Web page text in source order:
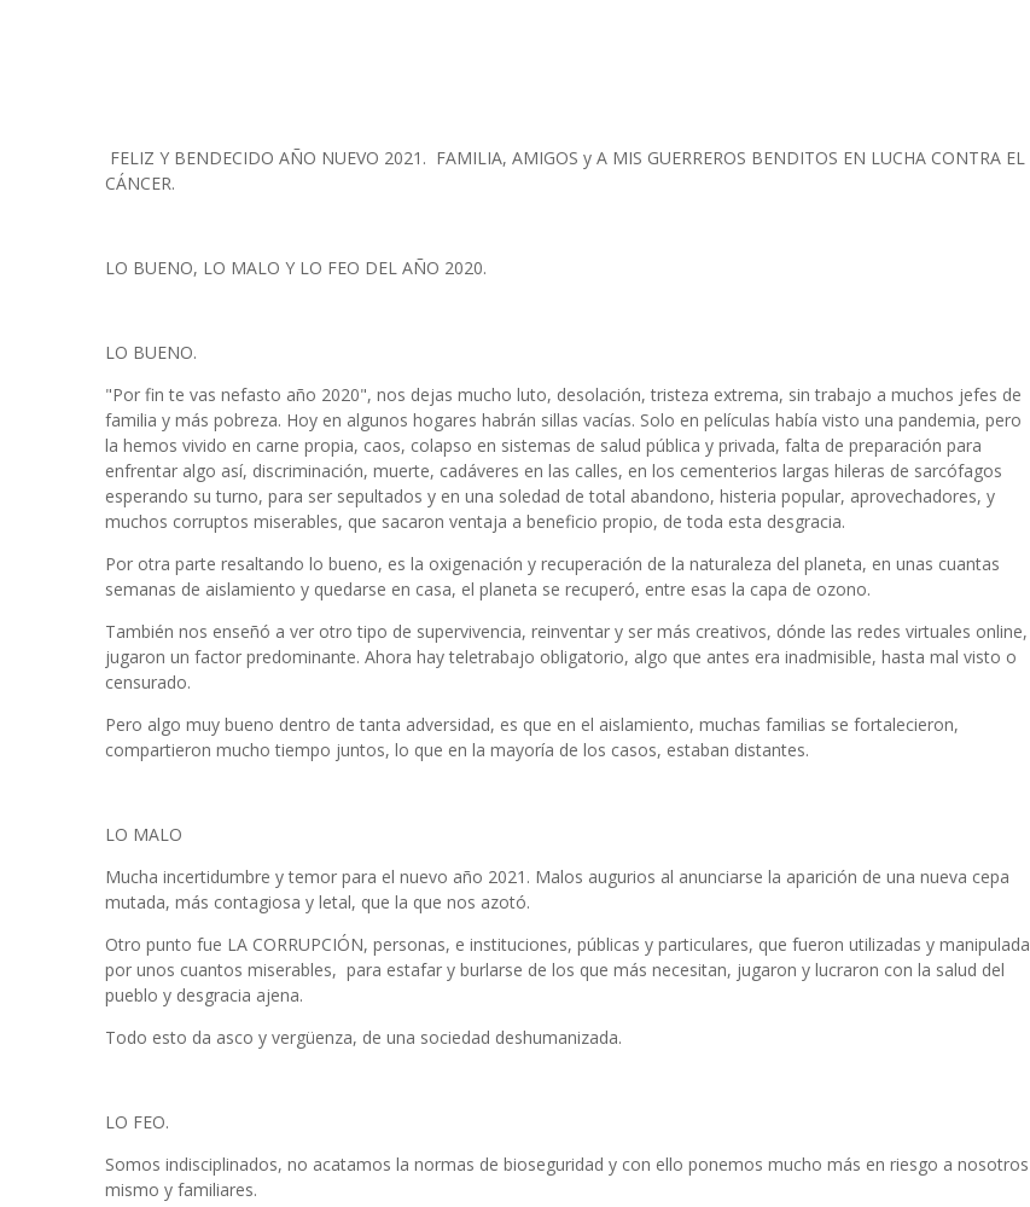
FELIZ Y BENDECIDO AÑO NUEVO 2021. FAMILIA, AMIGOS y A MIS GUERREROS BENDITOS EN LUCHA CONTRA EL
CÁNCER.
LO BUENO, LO MALO Y LO FEO DEL AÑO 2020.
LO BUENO.
"Por fin te vas nefasto año 2020", nos dejas mucho luto, desolación, tristeza extrema, sin trabajo a muchos jefes de
familia y más pobreza. Hoy en algunos hogares habrán sillas vacías. Solo en películas había visto una pandemia, pero
la hemos vivido en carne propia, caos, colapso en sistemas de salud pública y privada, falta de preparación para
enfrentar algo así, discriminación, muerte, cadáveres en las calles, en los cementerios largas hileras de sarcófagos
esperando su turno, para ser sepultados y en una soledad de total abandono, histeria popular, aprovechadores, y
muchos corruptos miserables, que sacaron ventaja a beneficio propio, de toda esta desgracia.
Por otra parte resaltando lo bueno, es la oxigenación y recuperación de la naturaleza del planeta, en unas cuantas
semanas de aislamiento y quedarse en casa, el planeta se recuperó, entre esas la capa de ozono.
También nos enseñó a ver otro tipo de supervivencia, reinventar y ser más creativos, dónde las redes virtuales online,
jugaron un factor predominante. Ahora hay teletrabajo obligatorio, algo que antes era inadmisible, hasta mal visto o
censurado.
Pero algo muy bueno dentro de tanta adversidad, es que en el aislamiento, muchas familias se fortalecieron,
compartieron mucho tiempo juntos, lo que en la mayoría de los casos, estaban distantes.
LO MALO
Mucha incertidumbre y temor para el nuevo año 2021. Malos augurios al anunciarse la aparición de una nueva cepa
mutada, más contagiosa y letal, que la que nos azotó.
Otro punto fue LA CORRUPCIÓN, personas, e instituciones, públicas y particulares, que fueron utilizadas y manipulada
por unos cuantos miserables, para estafar y burlarse de los que más necesitan, jugaron y lucraron con la salud del
pueblo y desgracia ajena.
Todo esto da asco y vergüenza, de una sociedad deshumanizada.
LO FEO.
Somos indisciplinados, no acatamos la normas de bioseguridad y con ello ponemos mucho más en riesgo a nosotros
mismo y familiares.